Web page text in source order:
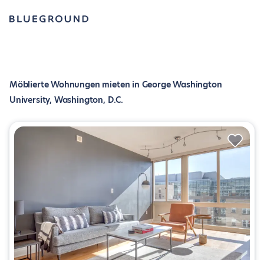
Möblierte Wohnungen mieten in George Washington
University, Washington, D.C.